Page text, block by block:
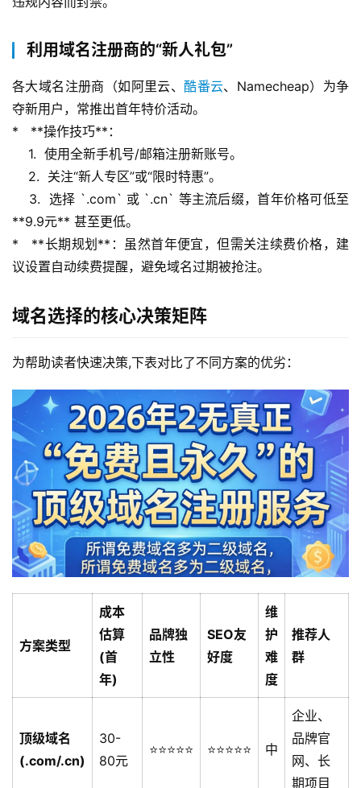
利用域名注册商的“新人礼包”
各大域名注册商（如阿里云、酷番云、Namecheap）为争
夺新用户，常推出首年特价活动。
*   **操作技巧**：
    1.  使用全新手机号/邮箱注册新账号。
    2.  关注“新人专区”或“限时特惠”。
**9.9元** 甚至更低。
*   **长期规划**：虽然首年便宜，但需关注续费价格，建
议设置自动续费提醒，避免域名过期被抢注。
域名选择的核心决策矩阵
为帮助读者快速决策,下表对比了不同方案的优劣：
方案类型
成本
估算
(首
年)
品牌独
立性
SEO友
好度
维
护
难
度
推荐人
群
顶级域名
(.com/.cn)
30-
80元
⭐⭐⭐⭐⭐ ⭐⭐⭐⭐⭐ 中
企业、
品牌官
网、长
期项目